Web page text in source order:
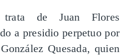
de Juan Flores
a presidio perpetuo por
Quesada, quien